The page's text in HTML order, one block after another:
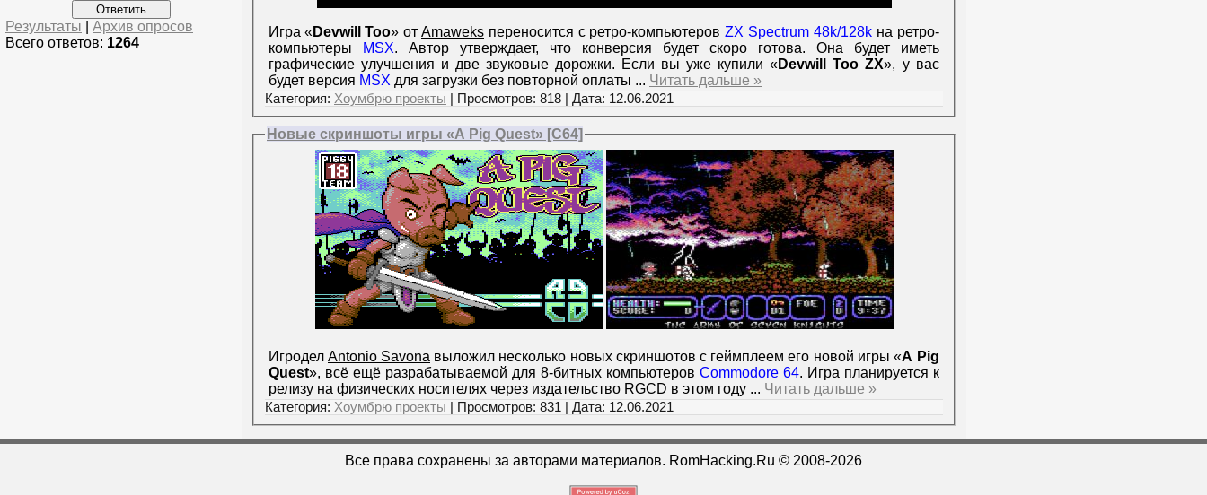
Результаты
Архив опросов
Всего ответов: 1264
Игра «Devwill Too» от Amaweks переносится с ретро-компьютеров ZX Spectrum 48k/128k на ретро-
компьютеры
MSX. Автор утверждает, что конверсия будет скоро готова. Она будет иметь
графические улучшения и две звуковые дорожки. Если вы уже купили «Devwill Too ZX», у вас
будет версия MSX для загрузки без повторной оплаты ... Читать дальше »
Категория: Хоумбрю проекты | Просмотров: 818 | Дата: 12.06.2021
Новые скриншоты игры «A Pig Quest» [C64]
Игродел Antonio Savona выложил несколько новых скриншотов с геймплеем его новой игры «A Pig
Quest», всё ещё разрабатываемой для 8-битных компьютеров Commodore 64. Игра планируется к
релизу на физических носителях через издательство RGCD в этом году ... Читать дальше »
Категория: Хоумбрю проекты | Просмотров: 831 | Дата: 12.06.2021
Все права сохранены за авторами материалов. RomHacking.Ru © 2008-2026